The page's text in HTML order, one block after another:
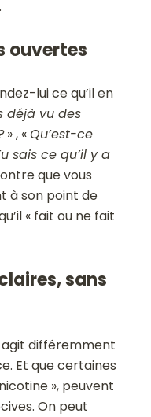
ouvertes
lui ce qu’il en
déjà vu des
» , «Qu’est-ce
sais ce qu’il y a
que vous
à son point de
« fait ou ne fait
sans
agit différemment
Et que certaines
», peuvent
On peut